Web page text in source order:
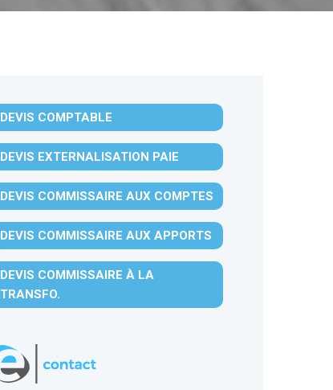
DEVIS COMPTABLE
DEVIS EXTERNALISATION PAIE
DEVIS COMMISSAIRE AUX COMPTES
DEVIS COMMISSAIRE AUX APPORTS
DEVIS COMMISSAIRE À LA
TRANSFO.